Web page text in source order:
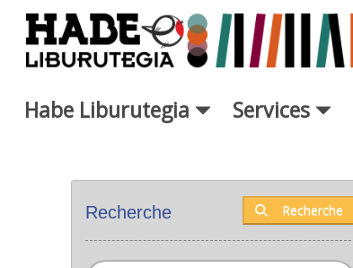
Saut au contenu principal
Habe Liburutegia Services
Recherche Recherche